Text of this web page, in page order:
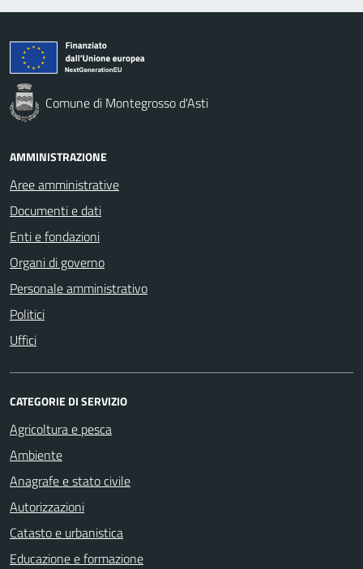
Comune di Montegrosso d'Asti
AMMINISTRAZIONE
Aree amministrative
Documenti e dati
Enti e fondazioni
Organi di governo
Personale amministrativo
Politici
Uffici
CATEGORIE DI SERVIZIO
Agricoltura e pesca
Ambiente
Anagrafe e stato civile
Autorizzazioni
Catasto e urbanistica
Educazione e formazione